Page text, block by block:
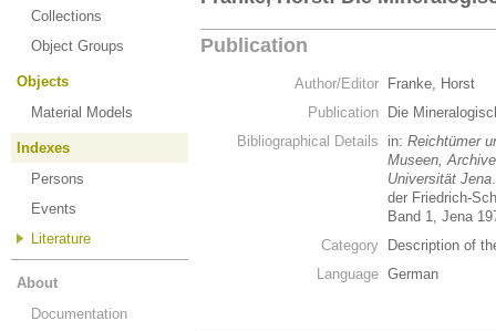
Collections
Object Groups
Objects
Material Models
Indexes
Persons
Events
Literature
About
Documentation
Publication
Author/Editor
Franke, Horst
Publication
Die
Bibliographical Details
in: Reichtümer
Museen,
Universität Jena
der Friedrich-
Band 1, Jena
Category
Description of
Language German